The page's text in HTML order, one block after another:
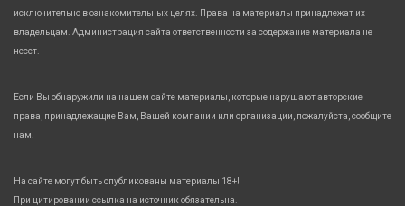
исключительно в ознакомительных целях. Права на материалы принадлежат их
владельцам. Администрация сайта ответственности за содержание материала не
несет.
Если Вы обнаружили на нашем сайте материалы, которые нарушают авторские
права, принадлежащие Вам, Вашей компании или организации, пожалуйста, сообщите
нам.
На сайте могут быть опубликованы материалы 18+!
При цитировании ссылка на источник обязательна.